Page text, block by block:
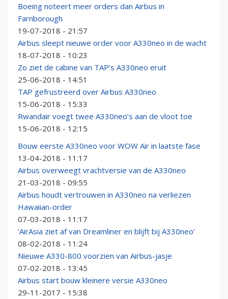
Boeing noteert meer orders dan Airbus in
Farnborough
19-07-2018 - 21:57
Airbus sleept nieuwe order voor A330neo in de wacht
18-07-2018 - 10:23
Zo ziet de cabine van TAP’s A330neo eruit
25-06-2018 - 14:51
TAP gefrustreerd over Airbus A330neo
15-06-2018 - 15:33
Rwandair voegt twee A330neo’s aan de vloot toe
15-06-2018 - 12:15
Bouw eerste A330neo voor WOW Air in laatste fase
13-04-2018 - 11:17
Airbus overweegt vrachtversie van de A330neo
21-03-2018 - 09:55
Airbus houdt vertrouwen in A330neo na verliezen
Hawaiian-order
07-03-2018 - 11:17
'AirAsia ziet af van Dreamliner en blijft bij A330neo'
08-02-2018 - 11:24
Nieuwe A330-800 voorzien van Airbus-jasje
07-02-2018 - 13:45
Airbus start bouw kleinere versie A330neo
29-11-2017 - 15:38